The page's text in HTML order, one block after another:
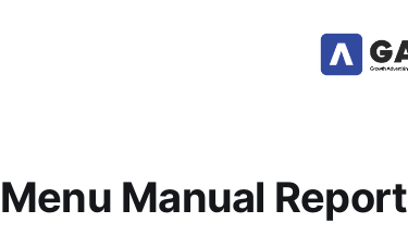
Menu Manual Report